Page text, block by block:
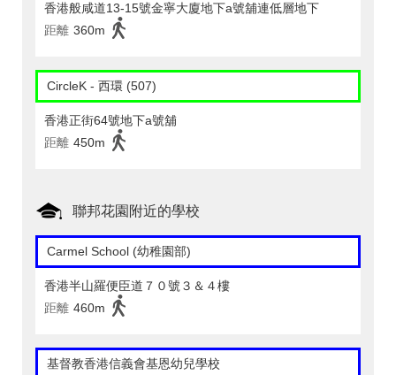
香港般咸道13-15號金寧大廈地下a號舖連低層地下
距離 360m
CircleK - 西環 (507)
香港正街64號地下a號舖
距離 450m
聯邦花園附近的學校
Carmel School (幼稚園部)
香港半山羅便臣道７０號３＆４樓
距離 460m
基督教香港信義會基恩幼兒學校